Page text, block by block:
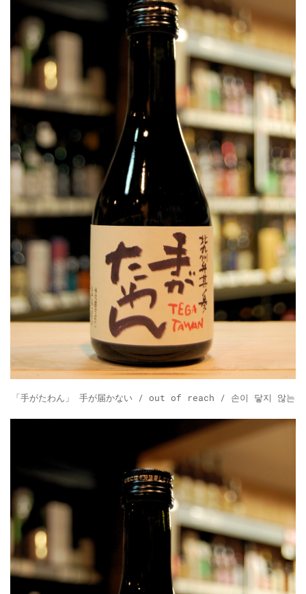
「手がたわん」 手が届かない / out of reach / 손이 닿지 않는